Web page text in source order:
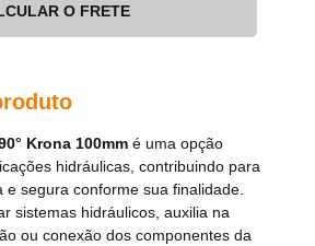
O FRETE
Krona 100mm é uma opção
hidráulicas, contribuindo para
e segura conforme sua finalidade.
sistemas hidráulicos, auxilia na
ou conexão dos componentes da